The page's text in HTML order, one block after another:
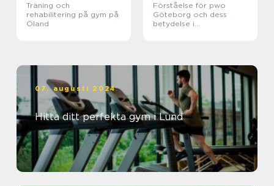
Träning och
rehabilitering på gym på
Öland
Förståelse för pwo
Göteborg och dess
betydelse i
07. augusti 2024
Hitta ditt perfekta gym i Lund